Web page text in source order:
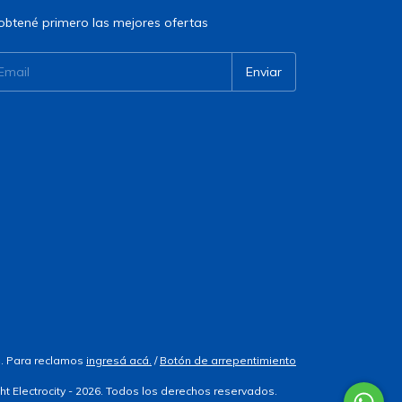
primero las mejores ofertas
Para reclamos ingresá acá. / Botón de arrepentimiento
Electrocity - 2026. Todos los derechos reservados.